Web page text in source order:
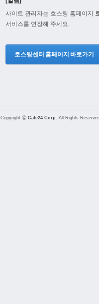
사이트 관리자는 호스팅 홈페이지
서비스를 연장해 주세요.
호스팅센터 홈페이지 바로가기
Copyright ⓒ Cafe24 Corp. All Rights